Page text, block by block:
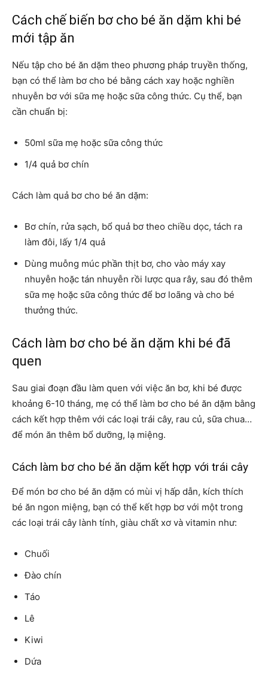
Cách chế biến bơ cho bé ăn dặm khi bé
mới tập ăn
Nếu tập cho bé ăn dặm theo phương pháp truyền thống,
bạn có thể làm bơ cho bé bằng cách xay hoặc nghiền
nhuyễn bơ với sữa mẹ hoặc sữa công thức. Cụ thể, bạn
cần chuẩn bị:
50ml sữa mẹ hoặc sữa công thức
1/4 quả bơ chín
Cách làm quả bơ cho bé ăn dặm:
Bơ chín, rửa sạch, bổ quả bơ theo chiều dọc, tách ra
làm đôi, lấy 1/4 quả
Dùng muỗng múc phần thịt bơ, cho vào máy xay
nhuyễn hoặc tán nhuyễn rồi lược qua rây, sau đó thêm
sữa mẹ hoặc sữa công thức để bơ loãng và cho bé
thưởng thức.
Cách làm bơ cho bé ăn dặm khi bé đã
quen
Sau giai đoạn đầu làm quen với việc ăn bơ, khi bé được
khoảng 6-10 tháng, mẹ có thể làm bơ cho bé ăn dặm bằng
cách kết hợp thêm với các loại trái cây, rau củ, sữa chua…
để món ăn thêm bổ dưỡng, lạ miệng.
Cách làm bơ cho bé ăn dặm kết hợp với trái cây
Để món bơ cho bé ăn dặm có mùi vị hấp dẫn, kích thích
bé ăn ngon miệng, bạn có thể kết hợp bơ với một trong
các loại trái cây lành tính, giàu chất xơ và vitamin như:
Chuối
Đào chín
Táo
Lê
Kiwi
Dứa